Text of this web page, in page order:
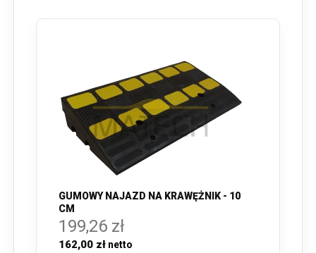
GUMOWY NAJAZD NA KRAWĘŻNIK - 10
CM
199,26 zł
162,00 zł